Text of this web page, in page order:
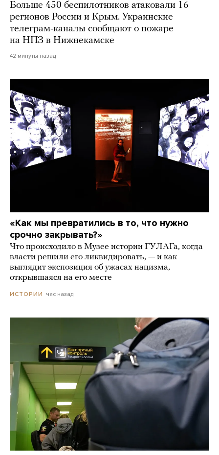
Больше 450 беспилотников атаковали 16
регионов России и Крым. Украинские
телеграм-каналы сообщают о пожаре
на НПЗ в Нижнекамске
42 минуты назад
«Как мы превратились в то, что нужно
срочно закрывать?»
Что происходило в Музее истории ГУЛАГа, когда
власти решили его ликвидировать, — и как
выглядит экспозиция об ужасах нацизма,
открывшаяся на его месте
ИСТОРИИ час назад